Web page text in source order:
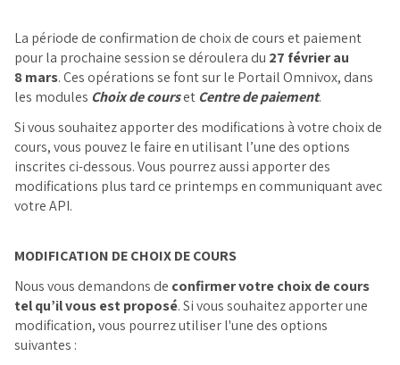
La période de confirmation de choix de cours et paiement
pour la prochaine session se déroulera du 27 février au
8 mars. Ces opérations se font sur le Portail Omnivox, dans
les modules Choix de coursetCentre de paiement.
Si vous souhaitez apporter des modifications à votre choix de
cours, vous pouvez le faire en utilisant l’une des options
inscrites ci-dessous. Vous pourrez aussi apporter des
modifications plus tard ce printemps en communiquant avec
votre API.
MODIFICATION DE CHOIX DE COURS
Nous vous demandons de confirmer votre choix de cours
tel qu’il vous est proposé. Si vous souhaitez apporter une
modification, vous pourrez utiliser l'une des options
suivantes :